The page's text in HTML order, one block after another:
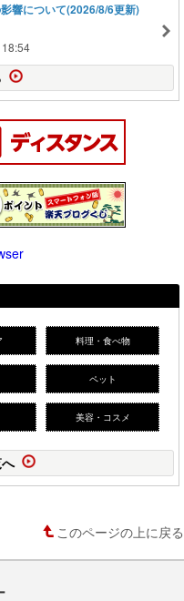
響について(2026/8/6更新)
料理・食べ物
ペット
美容・コスメ
このページの上に戻る